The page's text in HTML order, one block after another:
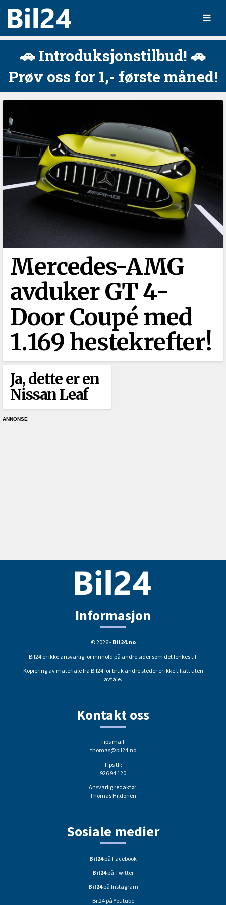
🚗 Introduksjonstilbud! 🚗
Prøv oss for 1,- første måned!
Mercedes-AMG
avduker GT 4-
Door Coupé med
1.169 hestekrefter!
Ja, dette er en
Nissan Leaf
Informasjon
© 2026 -Bil24.no
Bil24 er ikke ansvarlig for innhold på andre sider som det lenkes til.
Kopiering av materiale fra Bil24 for bruk andre steder er ikke tillatt uten
avtale.
Kontakt oss
Tips mail:
thomas@bil24.no
Tips tlf:
926 94 120
Ansvarlig redaktør:
Thomas Hildonen
Sosiale medier
Bil24på Facebook
Bil24på Twitter
Bil24på Instagram
Bil24 på Youtube